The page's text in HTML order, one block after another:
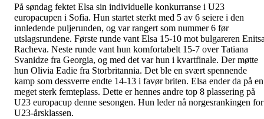
På søndag fektet Elsa sin individuelle konkurranse i U23
europacupen i Sofia. Hun startet sterkt med 5 av 6 seiere i den
innledende puljerunden, og var rangert som nummer 6 før
utslagsrundene. Første runde vant Elsa 15-10 mot bulgareren
Racheva. Neste runde vant hun komfortabelt 15-7 over Tatiana
Svanidze fra Georgia, og med det var hun i kvartfinale. Der møtte
hun Olivia Eadie fra Storbritannia. Det ble en svært spennende
kamp som dessverre endte 14-13 i favør briten. Elsa ender da på en
meget sterk femteplass. Dette er hennes andre top 8 plassering på
U23 europacup denne sesongen. Hun leder nå norgesrankingen for
U23-årsklassen.